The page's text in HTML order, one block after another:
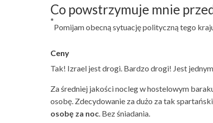
Co powstrzymuje mnie
*
Pomijam obecną sytuację polityczną tego
Ceny
Tak! Izrael jest drogi. Bardzo drogi! Jest
Za średniej jakości nocleg w hostelowym
osobę. Zdecydowanie za dużo za tak
osobę za noc. Bez śniadania.